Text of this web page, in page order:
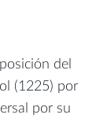
del
(1225) por
por su